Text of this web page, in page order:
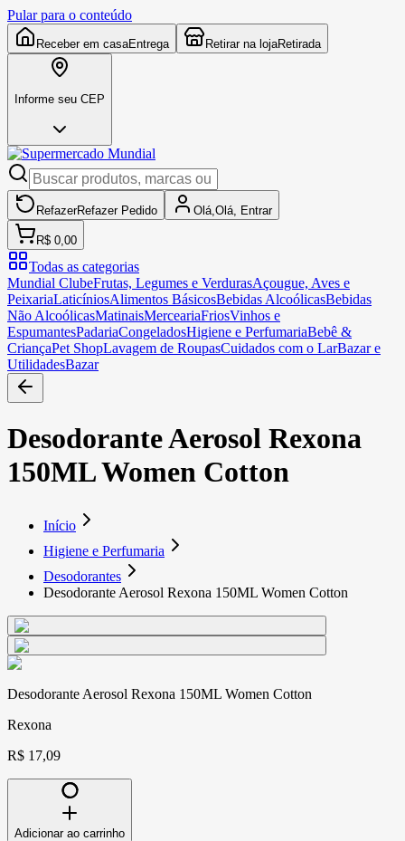
Pular para o conteúdo
Receber em casaEntrega Retirar na lojaRetirada
Informe seu CEP
RefazerRefazer Pedido Olá, Olá, Entrar
R$ 0,00
Todas as categorias
Mundial ClubeFrutas, Legumes e VerdurasAçougue, Aves e
PeixariaLaticíniosAlimentos BásicosBebidas AlcoólicasBebidas
Não AlcoólicasMatinaisMerceariaFriosVinhos e
EspumantesPadariaCongeladosHigiene e PerfumariaBebê &
CriançaPet ShopLavagem de RoupasCuidados com o LarBazar e
UtilidadesBazar
Desodorante Aerosol Rexona
150ML Women Cotton
Início
Higiene e Perfumaria
Desodorantes
Desodorante Aerosol Rexona 150ML Women Cotton
Desodorante Aerosol Rexona 150ML Women Cotton
Rexona
R$ 17,09
Adicionar ao carrinho